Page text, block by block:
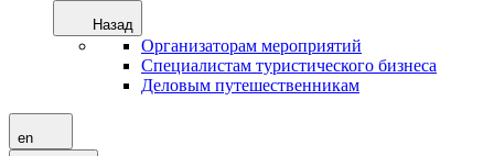
Назад
Организаторам мероприятий
Специалистам туристического бизнеса
Деловым путешественникам
en